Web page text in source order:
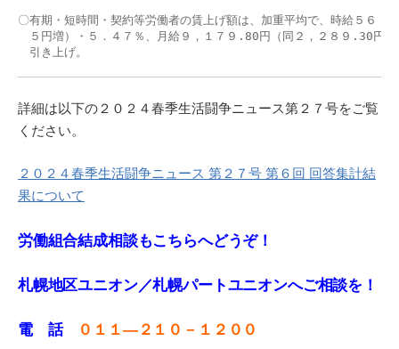
〇有期・短時間・契約等労働者の賃上げ額は、加重平均で、時給５６．
５円増）・５．４７％、月給９，１７９.80円（同２，２８９.30円増
引き上げ。
詳細は以下の２０２４春季生活闘争ニュース第２７号をご覧
ください。
２０２４春季生活闘争ニュース 第２７号 第６回 回答集計結
果について
労働組合結成相談もこちらへどうぞ！
札幌地区ユニオン／札幌パートユニオンへご相談を！
電 話 ０１１—２１０－１２００